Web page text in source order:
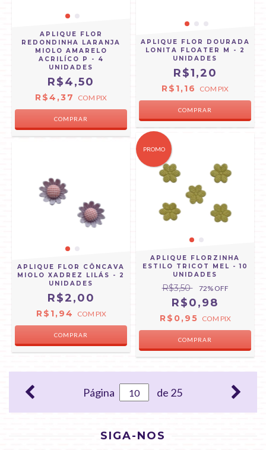
APLIQUE FLOR
REDONDINHA LARANJA
MIOLO AMARELO
ACRILÍCO P - 4
UNIDADES
R$4,50
R$4,37 COM PIX
APLIQUE FLOR DOURADA
LONITA FLOATER M - 2
UNIDADES
R$1,20
R$1,16 COM PIX
APLIQUE FLOR CÔNCAVA
MIOLO XADREZ LILÁS - 2
UNIDADES
R$2,00
R$1,94 COM PIX
PROMO
APLIQUE FLORZINHA
ESTILO TRICOT MEL - 10
UNIDADES
R$3,50 72% OFF
R$0,98
R$0,95 COM PIX
Página de 25
SIGA-NOS